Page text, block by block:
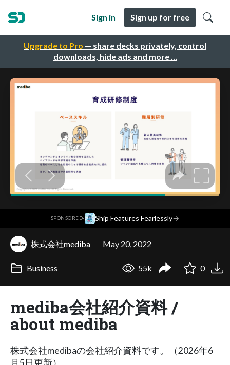
Upgrade to Pro — share decks privately, control
downloads, hide ads and more …
Sign in Sign up for free
SPONSORED· Ship Features Fearlessly→
株式会社mediba May 20, 2022
Business 55k 0
mediba会社紹介資料 /
about mediba
株式会社medibaの会社紹介資料です。（2026年6
月5日更新）